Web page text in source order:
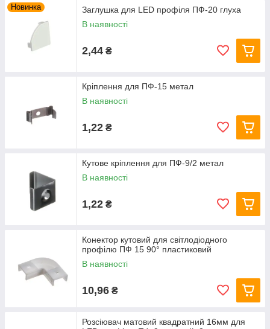
Новинка
Заглушка для LED профіля ПФ-20 глуха
В наявності
2,44 ₴
Кріплення для ПФ-15 метал
В наявності
1,22 ₴
Кутове кріплення для ПФ-9/2 метал
В наявності
1,22 ₴
Конектор кутовий для світлодіодного
профілю ПФ 15 90° пластиковий
В наявності
10,96 ₴
Розсіювач матовий квадратний 16мм для